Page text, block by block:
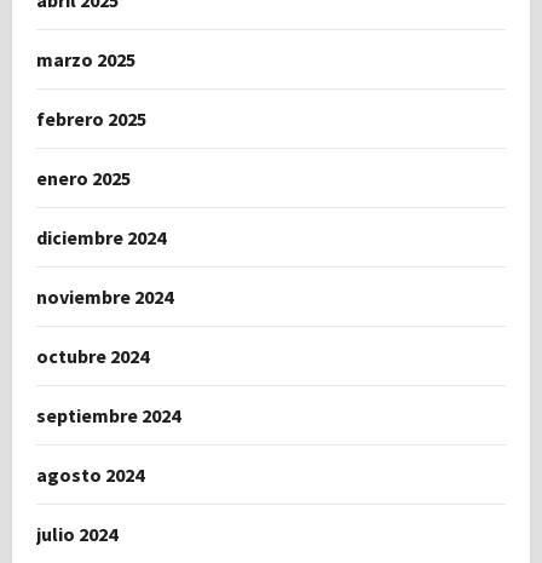
marzo 2025
febrero 2025
enero 2025
diciembre 2024
noviembre 2024
octubre 2024
septiembre 2024
agosto 2024
julio 2024